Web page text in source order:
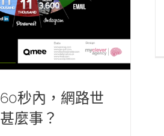
秒內，網路世
麼事？